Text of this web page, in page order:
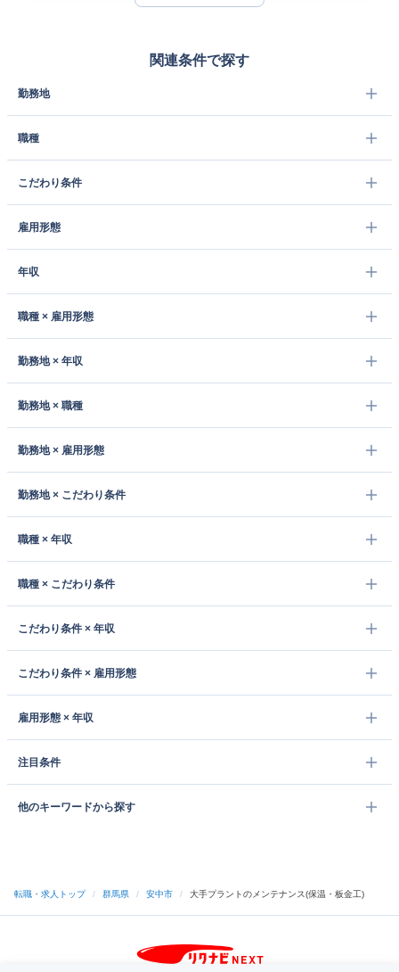
関連条件で探す
勤務地
職種
こだわり条件
雇用形態
年収
職種 × 雇用形態
勤務地 × 年収
勤務地 × 職種
勤務地 × 雇用形態
勤務地 × こだわり条件
職種 × 年収
職種 × こだわり条件
こだわり条件 × 年収
こだわり条件 × 雇用形態
雇用形態 × 年収
注目条件
他のキーワードから探す
転職・求人トップ / 群馬県 / 安中市 / 大手プラントのメンテナンス(保温・板金工)